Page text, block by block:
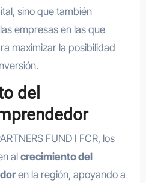
sino que también
empresas en las que
maximizar la posibilidad
del
FUND I FCR, los
al crecimiento del
en la región, apoyando a